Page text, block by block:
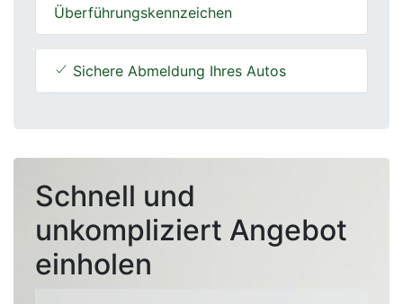
Überführungskennzeichen
Sichere Abmeldung Ihres Autos
Schnell und
unkompliziert Angebot
einholen